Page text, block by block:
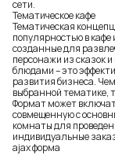
сети.
Тематическое кафе
Тематическая
популярностью в
созданные для
персонажи из сказок
блюдами – это
развития бизнеса.
выбранной тематике,
Формат может
совмещенную с
комнаты для
индивидуальные
ajax форма